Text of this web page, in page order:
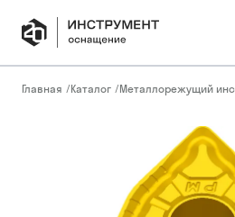
Главная /Каталог /Металлорежущий